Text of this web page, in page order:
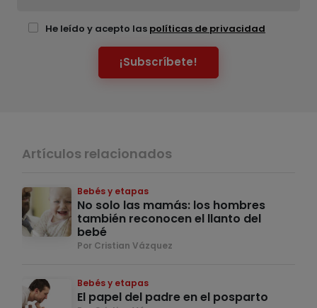
He leído y acepto las políticas de privacidad
¡Subscríbete!
Artículos relacionados
Bebés y etapas
No solo las mamás: los hombres
también reconocen el llanto del
bebé
Por Cristian Vázquez
Bebés y etapas
El papel del padre en el posparto